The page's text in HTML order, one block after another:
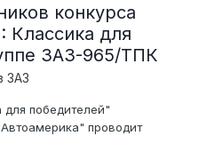
конкурса
Классика для
ЗАЗ-965/ТПК
ЗАЗ
победителей"
проводит
судьями будут